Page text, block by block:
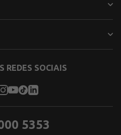
REDES SOCIAIS
5353